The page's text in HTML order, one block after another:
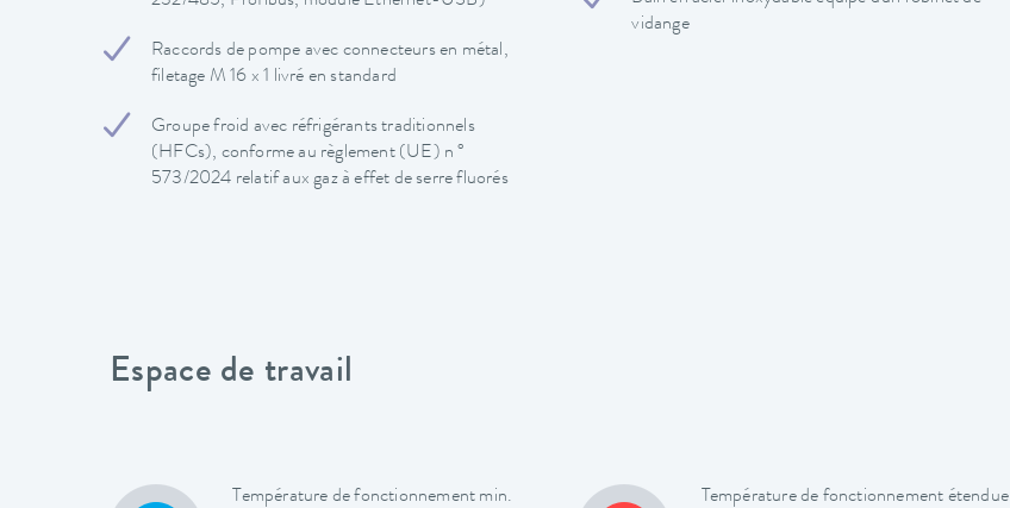
Raccords de pompe avec connecteurs en métal,
filetage M 16 x 1 livré en standard
Groupe froid avec réfrigérants traditionnels
(HFCs), conforme au règlement (UE) n °
573/2024 relatif aux gaz à effet de serre fluorés
vidange
Espace de travail
Température de fonctionnement min.
Température de fonctionnement étendue